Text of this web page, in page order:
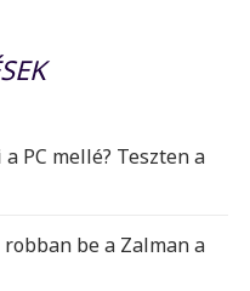
PC mellé? Teszten a
be a Zalman a